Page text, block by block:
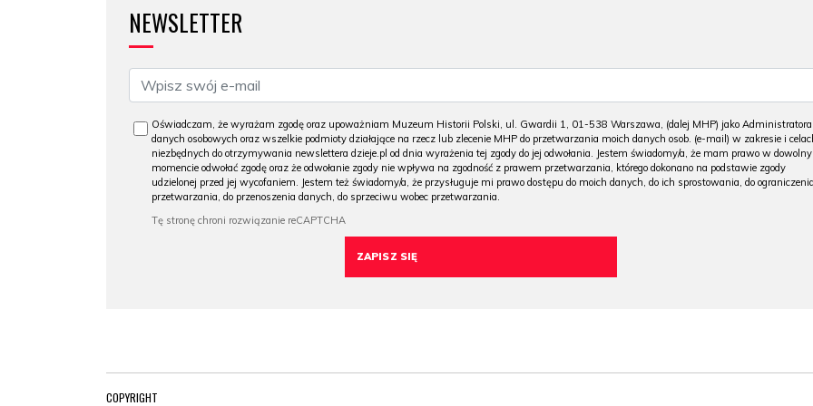
NEWSLETTER
Oświadczam, że wyrażam zgodę oraz upoważniam Muzeum Historii Polski, ul. Gwardii 1, 01-538 Warszawa, (dalej MHP) jako Administratora
danych osobowych oraz wszelkie podmioty działające na rzecz lub zlecenie MHP do przetwarzania moich danych osob. (e-mail) w zakresie i
niezbędnych do otrzymywania newslettera dzieje.pl od dnia wyrażenia tej zgody do jej odwołania. Jestem świadomy/a, że mam prawo w
momencie odwołać zgodę oraz że odwołanie zgody nie wpływa na zgodność z prawem przetwarzania, którego dokonano na podstawie zgody
udzielonej przed jej wycofaniem. Jestem też świadomy/a, że przysługuje mi prawo dostępu do moich danych, do ich sprostowania, do ograniczenia
przetwarzania, do przenoszenia danych, do sprzeciwu wobec przetwarzania.
COPYRIGHT